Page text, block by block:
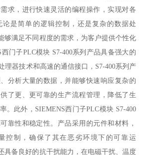
求，进行快速灵活的编程操作，实现对各
是简单的逻辑控制，还是复杂的数据处
够满足不同程度的需求，为客户提供个性化
门子PLC模块 S7-400系列产品具备强大的
理器技术和高速的通信接口，S7-400系列产
分析大量的数据，并能够快速响应复杂的
了更、更可靠的生产流程管理，降低了生
。此外，SIEMENS西门子PLC模块 S7-400
靠性和稳定性。产品采用的元件和材料，
控制，确保了其在恶劣环境下的可靠运
具备良好的抗干扰能力，在电磁干扰、温度